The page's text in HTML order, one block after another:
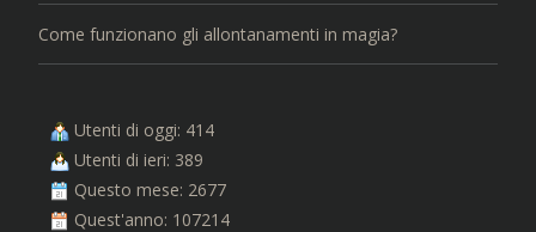
Come funzionano gli allontanamenti in magia?
Utenti di oggi: 414
Utenti di ieri: 389
Questo mese: 2677
Quest'anno: 107214